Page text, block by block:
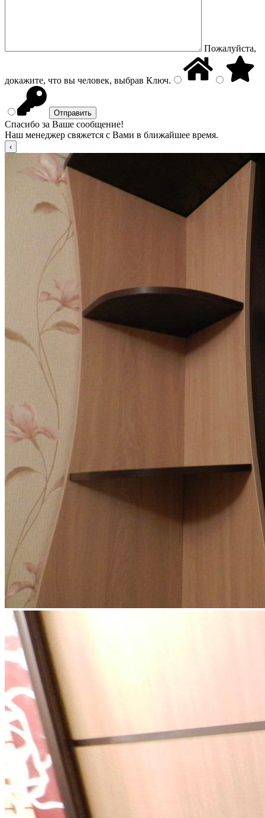
Пожалуйста,
докажите, что вы человек, выбрав Ключ.
Спасибо за Ваше сообщение!
Наш менеджер свяжется с Вами в ближайшее время.